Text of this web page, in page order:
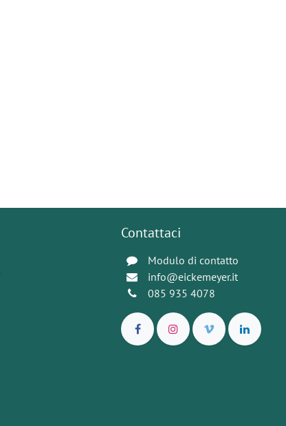
Contattaci
Modulo di contatto
info@eickemeyer.it
085 935 4078